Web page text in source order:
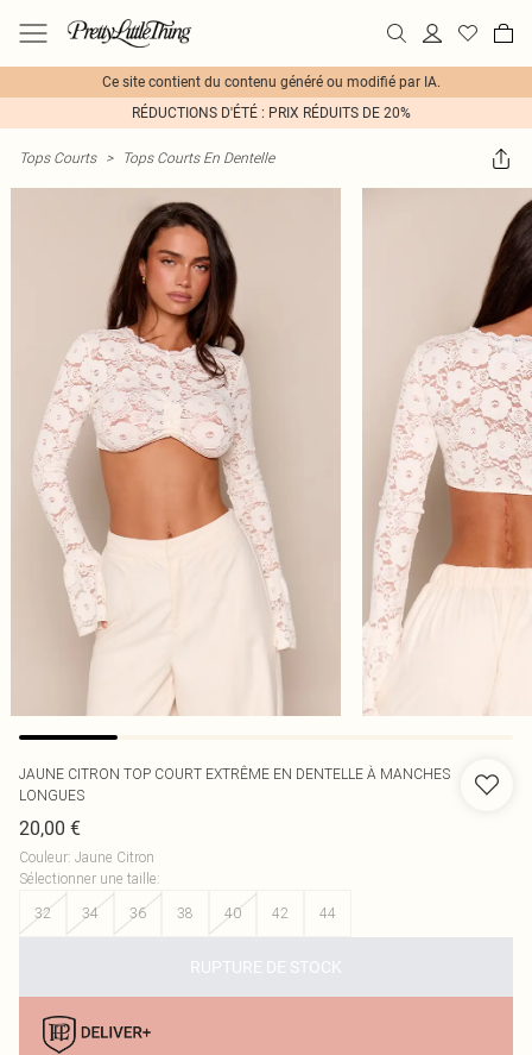
Ce site contient du contenu généré ou modifié par IA.
RÉDUCTIONS D'ÉTÉ : PRIX RÉDUITS DE 20%
Tops Courts > Tops Courts En Dentelle
JAUNE CITRON TOP COURT EXTRÊME EN DENTELLE À MANCHES
LONGUES
20,00 €
Couleur: Jaune Citron
Sélectionner une taille:
32
34 36 38 40 42 44
RUPTURE DE STOCK